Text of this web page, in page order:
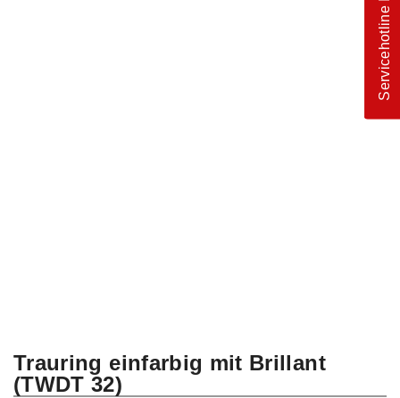
Trauring einfarbig mit Brillant
(TWDT 32)
Servicehotline